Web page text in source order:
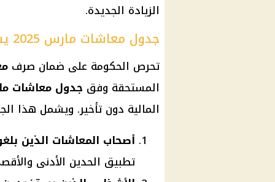
الزيادة الجديدة.
جدول معاشات مارس 2025 يشمل جميع الفئات المستحقة
تحرص الحكومة على ضمان صرف
المستحقة وفق جدول معاشات
المالية دون تأخير. ويشمل هذا
أصحاب المعاشات الذين بلغوا سن
تطبيق الحدين الأدنى